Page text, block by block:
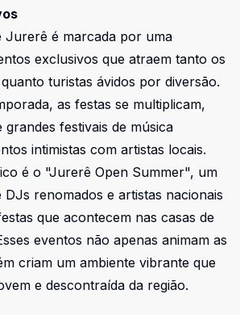
Jurerê é marcada por uma
exclusivos que atraem tanto os
turistas ávidos por diversão.
as festas se multiplicam,
festivais de música
intimistas com artistas locais.
é o "Jurerê Open Summer", um
renomados e artistas nacionais
que acontecem nas casas de
eventos não apenas animam as
criam um ambiente vibrante que
e descontraída da região.